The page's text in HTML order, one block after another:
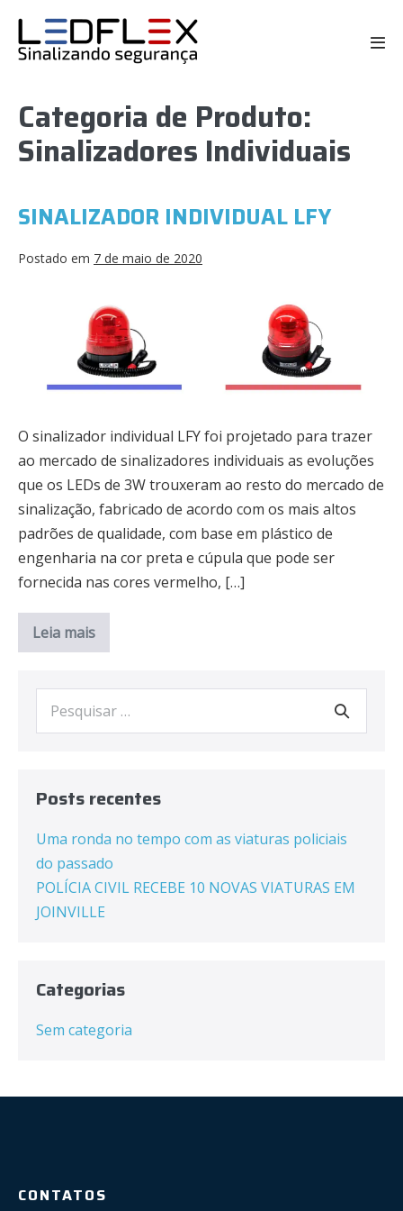
Categoria de Produto:
Sinalizadores Individuais
SINALIZADOR INDIVIDUAL LFY
Postado em 7 de maio de 2020
O sinalizador individual LFY foi projetado para trazer
ao mercado de sinalizadores individuais as evoluções
que os LEDs de 3W trouxeram ao resto do mercado de
sinalização, fabricado de acordo com os mais altos
padrões de qualidade, com base em plástico de
engenharia na cor preta e cúpula que pode ser
fornecida nas cores vermelho, […]
Leia mais
Posts recentes
Uma ronda no tempo com as viaturas policiais
do passado
POLÍCIA CIVIL RECEBE 10 NOVAS VIATURAS EM
JOINVILLE
Categorias
Sem categoria
CONTATOS